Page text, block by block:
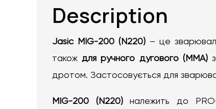
Description
Jasic MIG-200 (N220) – це
такождля ручного дугового (MMA)
дротом. Застосовується для
MIG-200 (N220)належить до